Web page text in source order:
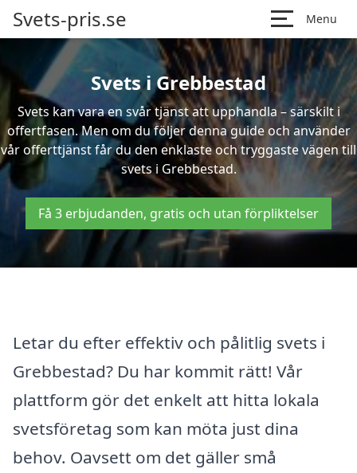
Svets-pris.se Menu
Svets i Grebbestad
Svets kan vara en svår tjänst att upphandla – särskilt i
offertfasen. Men om du följer denna guide och använder
vår offerttjänst får du den enklaste och tryggaste vägen till
svets i Grebbestad.
Få 3 erbjudanden, gratis och utan förpliktelser
Letar du efter effektiv och pålitlig svets i
Grebbestad? Du har kommit rätt! Vår
plattform gör det enkelt att hitta lokala
svetsföretag som kan möta just dina
behov. Oavsett om det gäller små